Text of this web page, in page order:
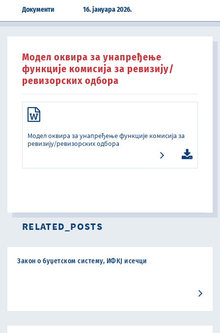
Документи 16. јануара 2026.
Модел оквира за унапређење
функције комисија за ревизију/
ревизорских одбора
Модел оквира за унапређење функције комисија за
ревизију/ревизорских одбора
RELATED_POSTS
Закон о буџетском систему, ИФКЈ исечци